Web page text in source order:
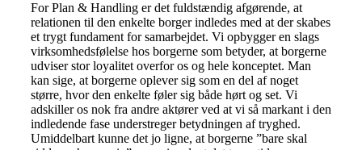
For Plan & Handling er det fuldstændig afgørende, at
relationen til den enkelte borger indledes med at der skabes
et trygt fundament for samarbejdet. Vi opbygger en slags
virksomhedsfølelse hos borgerne som betyder, at borgerne
udviser stor loyalitet overfor os og hele konceptet. Man
kan sige, at borgerne oplever sig som en del af noget
større, hvor den enkelte føler sig både hørt og set. Vi
adskiller os nok fra andre aktører ved at vi så markant i den
indledende fase understreger betydningen af tryghed.
Umiddelbart kunne det jo ligne, at borgerne ”bare skal